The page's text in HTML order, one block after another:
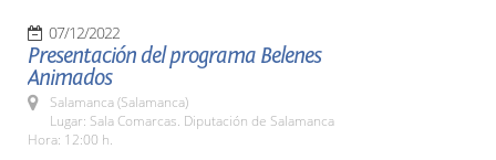
07/12/2022
Presentación del programa Belenes
Animados
Salamanca (Salamanca)
Lugar: Sala Comarcas. Diputación de Salamanca
Hora: 12:00 h.